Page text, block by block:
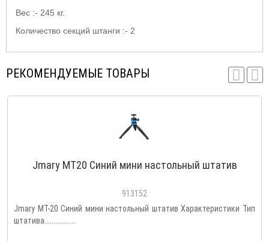
Вес :- 245 кг.
Количество секций штанги :- 2
РЕКОМЕНДУЕМЫЕ ТОВАРЫ
Jmary MT20 Синий мини настольный штатив
913152
Jmary MT-20 Синий мини настольный штатив Характеристики Тип
штатива.................